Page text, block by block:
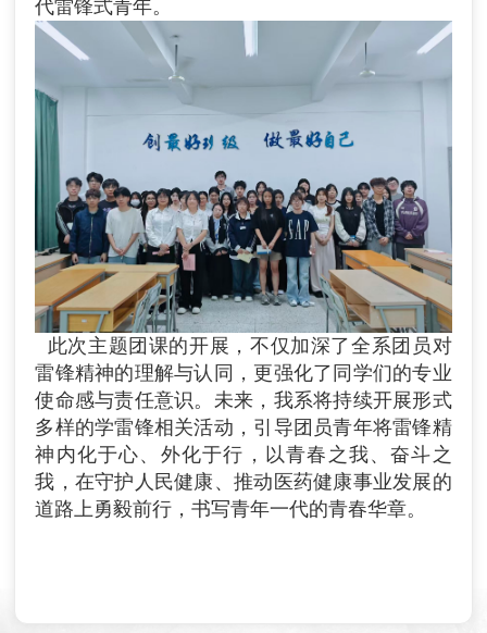
代雷锋式青年。
此次主题团课的开展，不仅加深了全系团员对
雷锋精神的理解与认同，更强化了同学们的专业
使命感与责任意识。未来，我系将持续开展形式
多样的学雷锋相关活动，引导团员青年将雷锋精
神内化于心、外化于行，以青春之我、奋斗之
我，在守护人民健康、推动医药健康事业发展的
道路上勇毅前行，书写青年一代的青春华章。